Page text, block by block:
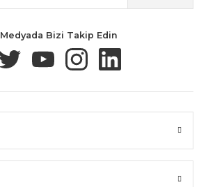
/ Havale İle Alışveriş Kolay İade & Değişim
Bizi Takip Edin